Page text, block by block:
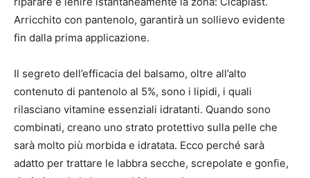
Arricchito con pantenolo, garantirà un sollievo evidente
fin dalla prima applicazione.
Il segreto dell’efficacia del balsamo, oltre all’alto
contenuto di pantenolo al 5%, sono i lipidi, i quali
rilasciano vitamine essenziali idratanti. Quando sono
combinati, creano uno strato protettivo sulla pelle che
sarà molto più morbida e idratata. Ecco perché sarà
adatto per trattare le labbra secche, screpolate e gonfie,